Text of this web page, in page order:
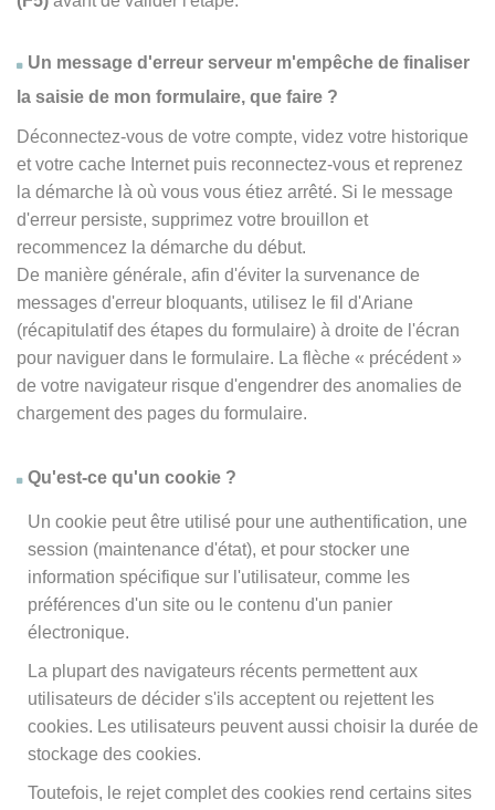
Un message d'erreur serveur m'empêche de finaliser
la saisie de mon formulaire, que faire ?
Déconnectez-vous de votre compte, videz votre historique
et votre cache Internet puis reconnectez-vous et reprenez
la démarche là où vous vous étiez arrêté. Si le message
d'erreur persiste, supprimez votre brouillon et
recommencez la démarche du début.
De manière générale, afin d'éviter la survenance de
messages d'erreur bloquants, utilisez le fil d'Ariane
(récapitulatif des étapes du formulaire) à droite de l'écran
pour naviguer dans le formulaire. La flèche « précédent »
de votre navigateur risque d'engendrer des anomalies de
chargement des pages du formulaire.
Qu'est-ce qu'un cookie ?
Un cookie peut être utilisé pour une authentification, une
session (maintenance d'état), et pour stocker une
information spécifique sur l'utilisateur, comme les
préférences d'un site ou le contenu d'un panier
électronique.
La plupart des navigateurs récents permettent aux
utilisateurs de décider s'ils acceptent ou rejettent les
cookies. Les utilisateurs peuvent aussi choisir la durée de
stockage des cookies.
Toutefois, le rejet complet des cookies rend certains sites